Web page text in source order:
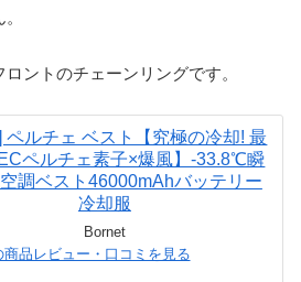
ントのチェーンリングです。
ペルチェ ベスト【究極の冷却! 最
ペルチェ素子×爆風】-33.8℃瞬
調ベスト46000mAhバッテリー
冷却服
Bornet
品レビュー・口コミを見る